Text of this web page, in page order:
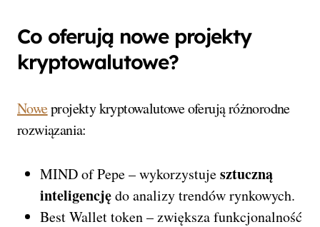
Co oferują nowe projekty
kryptowalutowe?
Noweprojekty kryptowalutowe oferują różnorodne
rozwiązania:
MIND of Pepe – wykorzystujesztuczną
inteligencjędo analizy trendów rynkowych.
Best Wallet token – zwiększa funkcjonalność